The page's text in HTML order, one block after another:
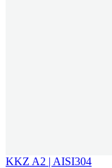
KKZ A2 | AISI304